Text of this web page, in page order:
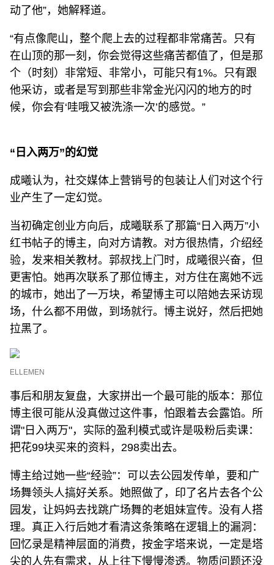
动了他”，她解释道。
“有点像爬山，整个爬上去的过程都非常痛苦。只有
在山顶的那一刻，你会觉得这些痛苦都值了，但是那
个（时刻）非常短、非常小，可能只有1%。只有跟
他采访，或者是写到那些非常金光闪闪的地方的时
候，你会有‘哇哦又被洗涤一次’的感觉。”
“日入两万”的幻觉
成曦认为，社交媒体上营销号的包装让人们对这个行
业产生了一定幻觉。
当初确定创业方向后，成曦联系了那篇“日入两万”小
红书帖子的博主，向对方请教。对方很热情，介绍经
验，发来相关教材。郭叔找上门时，成曦很兴奋，但
更害怕。她再次联系了那位博主，对方住在离她不远
的城市，她出了一万块，希望博主可以陪她去采访现
场，什么都不用做，到场就行。博主说好，然后把她
拉黑了。
ELLEMEN
事后和朋友复盘，大家拼出一个最可能的版本：那位
博主很可能从没真做过这件事，怕跟着去会露馅。所
谓"日入两万"，实际的盈利模式或许是吸粉后卖课：
把花99块买来的资料，298卖出去。
博主给过她一些“经验”：可以去公园发传单，要和广
场舞领头人搞好关系。她照做了，印了名片去各个公
园发，让妈妈去找跳广场舞的老姐妹宣传。没有人搭
理。真正入行后她才看清这条策略在逻辑上的漏洞：
回忆录是精神层面的消费，按金字塔来说，一定是塔
尖的人先有需求，从上往下慢慢渗透。物质问题还没